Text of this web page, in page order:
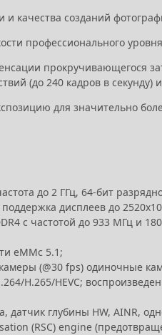
качества созданий
профессионального
прокручивающегося
(до 240 кадров в
для значительно
до 2 ГГц, 64-бит
дисплеев до
с частотой до 933 МГц и
eMMc 5.1;
(@30 fps) одиночные
H.265/HEVC;
глубины HW, AINR,
(RSC) engine